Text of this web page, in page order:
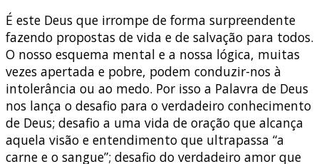
É este Deus que irrompe de forma surpreendente
fazendo propostas de vida e de salvação para todos.
O nosso esquema mental e a nossa lógica, muitas
vezes apertada e pobre, podem conduzir-nos à
intolerância ou ao medo. Por isso a Palavra de Deus
nos lança o desafio para o verdadeiro conhecimento
de Deus; desafio a uma vida de oração que alcança
aquela visão e entendimento que ultrapassa “a
carne e o sangue”; desafio do verdadeiro amor que